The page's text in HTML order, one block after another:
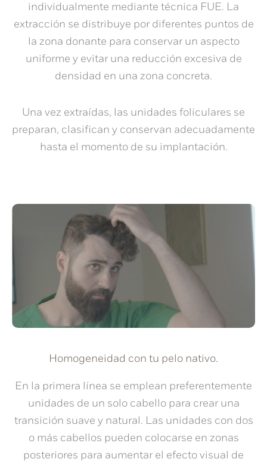
individualmente mediante técnica FUE. La
extracción se distribuye por diferentes puntos de
la zona donante para conservar un aspecto
uniforme y evitar una reducción excesiva de
densidad en una zona concreta.
Una vez extraídas, las unidades foliculares se
preparan, clasifican y conservan adecuadamente
hasta el momento de su implantación.
Homogeneidad con tu pelo nativo.
En la primera línea se emplean preferentemente
unidades de un solo cabello para crear una
transición suave y natural. Las unidades con dos
o más cabellos pueden colocarse en zonas
posteriores para aumentar el efecto visual de